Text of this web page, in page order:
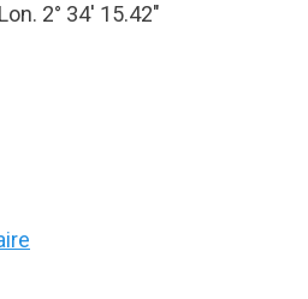
2° 34′ 15.42″